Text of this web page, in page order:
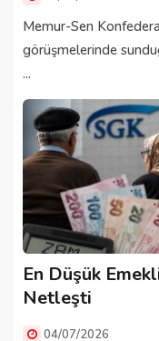
Memur-Sen
görüşmelerinde
...
En Düşük
Netleşti
04/07/2026